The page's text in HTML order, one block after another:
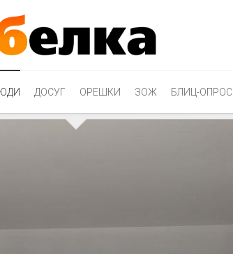
ДОСУГ ОРЕШКИ ЗОЖ БЛИЦ-ОПРОС